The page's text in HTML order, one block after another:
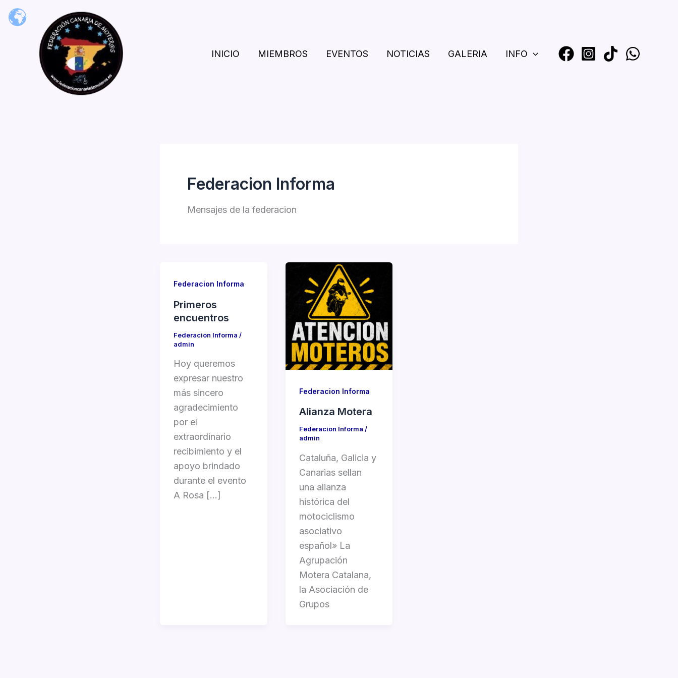
INICIO
MIEMBROS EVENTOS NOTICIAS GALERIA INFO
Federacion Informa
Mensajes de la federacion
Federacion Informa
Primeros
encuentros
Federacion Informa /
admin
Hoy queremos
expresar nuestro
más sincero
agradecimiento
por el
extraordinario
recibimiento y el
apoyo brindado
durante el evento
A Rosa […]
Federacion Informa
Alianza Motera
Federacion Informa /
admin
Cataluña, Galicia y
Canarias sellan
una alianza
histórica del
motociclismo
asociativo
español» La
Agrupación
Motera Catalana,
la Asociación de
Grupos